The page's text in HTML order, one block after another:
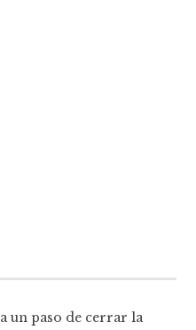
un paso de cerrar la